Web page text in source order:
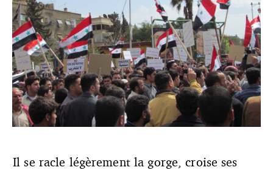
Il se racle légèrement la gorge, croise ses